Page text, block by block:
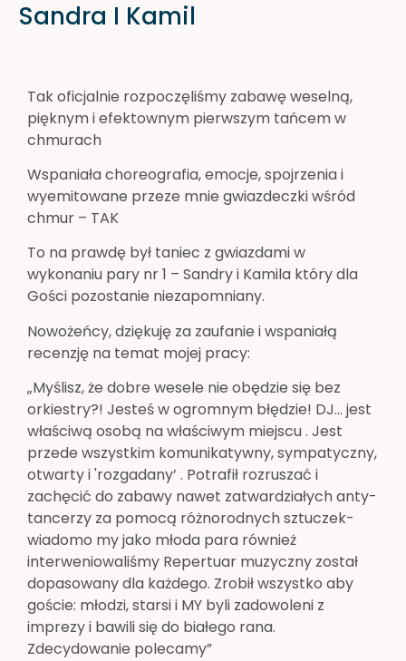
Sandra I Kamil
Tak oficjalnie rozpoczęliśmy zabawę weselną,
pięknym i efektownym pierwszym tańcem w
chmurach
Wspaniała choreografia, emocje, spojrzenia i
wyemitowane przeze mnie gwiazdeczki wśród
chmur – TAK
To na prawdę był taniec z gwiazdami w
wykonaniu pary nr 1 – Sandry i Kamila który dla
Gości pozostanie niezapomniany.
Nowożeńcy, dziękuję za zaufanie i wspaniałą
recenzję na temat mojej pracy:
„Myślisz, że dobre wesele nie obędzie się bez
orkiestry?! Jesteś w ogromnym błędzie! DJ… jest
właściwą osobą na właściwym miejscu . Jest
przede wszystkim komunikatywny, sympatyczny,
otwarty i 'rozgadany’ . Potrafił rozruszać i
zachęcić do zabawy nawet zatwardziałych anty-
tancerzy za pomocą różnorodnych sztuczek-
wiadomo my jako młoda para również
interweniowaliśmy Repertuar muzyczny został
dopasowany dla każdego. Zrobił wszystko aby
goście: młodzi, starsi i MY byli zadowoleni z
imprezy i bawili się do białego rana.
Zdecydowanie polecamy”